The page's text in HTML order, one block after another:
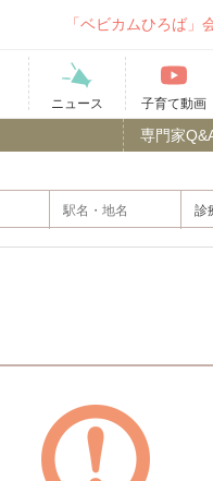
「ベビカムひろば」
ニュース 子育て動画
専門家